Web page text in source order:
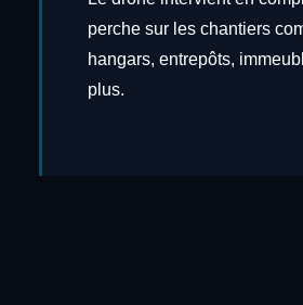
perche sur les chantiers
hangars, entrepôts,
plus.